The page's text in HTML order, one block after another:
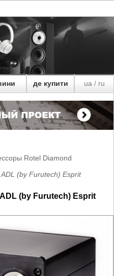
де купити ua/ ru
Rotel Diamond
(by Furutech) Esprit
(by Furutech) Esprit